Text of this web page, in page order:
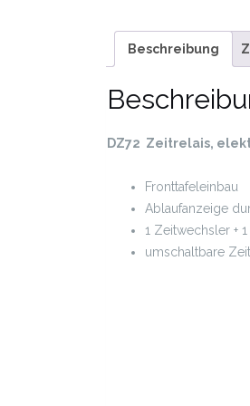
Beschreibung
DZ72 Zeitrelais,
Fronttafeleinbau
Ablaufanzeige
1 Zeitwechsler +
umschaltbare